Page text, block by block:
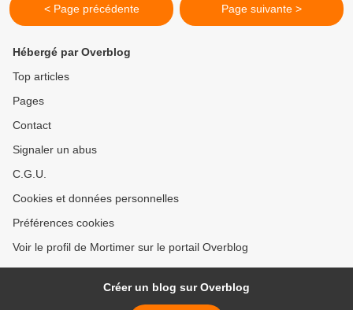
< Page précédente Page suivante >
Hébergé par Overblog
Top articles
Pages
Contact
Signaler un abus
C.G.U.
Cookies et données personnelles
Préférences cookies
Voir le profil de Mortimer sur le portail Overblog
Créer un blog sur Overblog